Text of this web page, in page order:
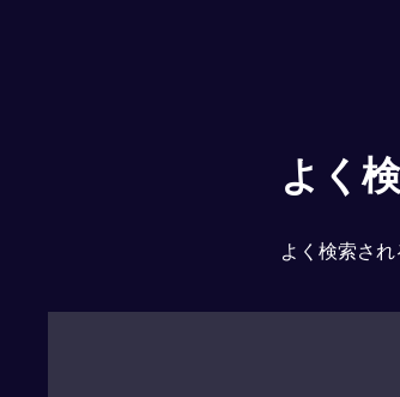
よく
よく検索さ